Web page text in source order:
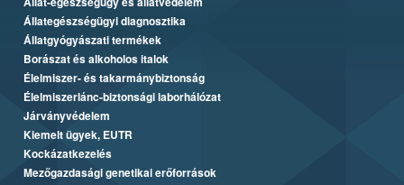
Állategészségügyi diagnosztika
Állatgyógyászati termékek
Borászat és alkoholos italok
Élelmiszer- és takarmánybiztonság
Élelmiszerlánc-biztonsági laborhálózat
Járványvédelem
Kiemelt ügyek, EUTR
Kockázatkezelés
Mezőgazdasági genetikai erőforrások